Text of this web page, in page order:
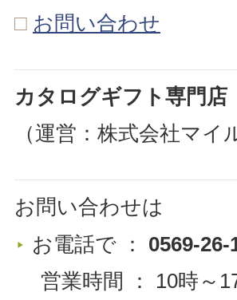
□ お問い合わせ
カタログギフト専門
（運営：株式会社マイ
お問い合わせは
お電話で ： 0569-26-
営業時間 ： 10時～